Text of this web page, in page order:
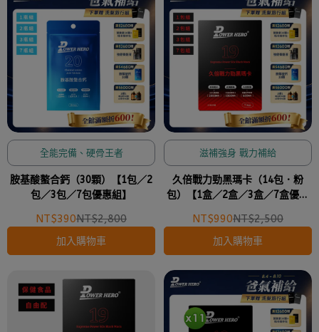
全能完備、硬骨王者
胺基酸螯合鈣（30顆）【1包／2
包／3包／7包優惠組】
NT$390NT$2,800
加入購物車
滋補強身 戰力補給
久倍戰力勁黑瑪卡（14包．粉
包）【1盒／2盒／3盒／7盒優惠
NT$990NT$2,500
加入購物車